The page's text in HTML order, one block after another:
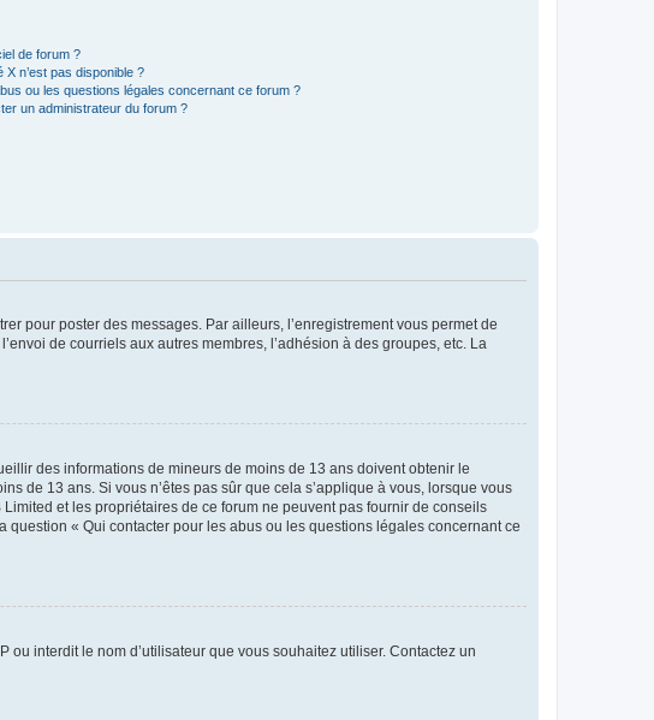
de forum ?
X n’est pas disponible ?
ou les questions légales concernant ce forum ?
un administrateur du forum ?
pour poster des messages. Par ailleurs, l’enregistrement vous permet de
de courriels aux autres membres, l’adhésion à des groupes, etc. La
des informations de mineurs de moins de 13 ans doivent obtenir le
de 13 ans. Si vous n’êtes pas sûr que cela s’applique à vous, lorsque vous
et les propriétaires de ce forum ne peuvent pas fournir de conseils
« Qui contacter pour les abus ou les questions légales concernant ce
interdit le nom d’utilisateur que vous souhaitez utiliser. Contactez un